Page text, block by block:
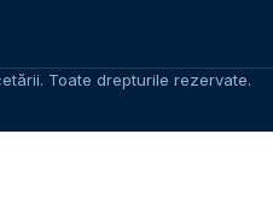
Toate drepturile rezervate.